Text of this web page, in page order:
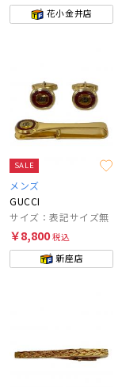
花小金井店
SALE
メンズ
GUCCI
サイズ：表記サイズ無
￥8,800税込
新座店